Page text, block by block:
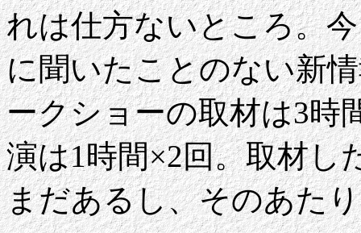
れは仕方ないところ。
に聞いたことのない新
ークショーの取材は3時
演は1時間×2回。取材し
まだあるし、そのあた